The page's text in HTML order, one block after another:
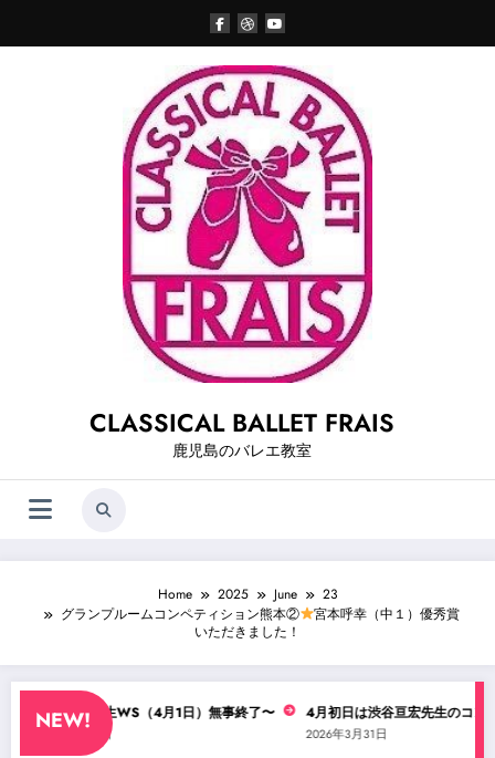
content
CLASSICAL BALLET FRAIS
鹿児島のバレエ教室
Home 2025 June
23
グランプルームコンペティション熊本②
宮本呼幸（中１）優秀賞
いただきました！
NEW!
渋谷亘宏先生WS（4月1日）無事終了〜
2026年4月1日
4月初日は渋谷亘宏先生のコンテWS
2026年3月31日